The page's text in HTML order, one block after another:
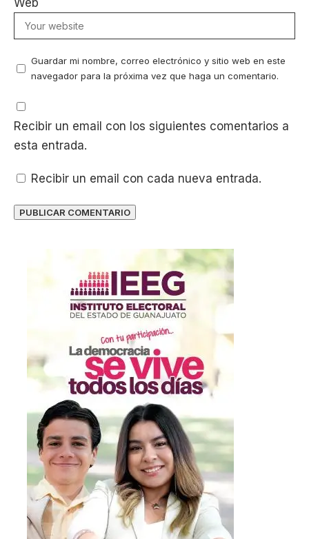
Web
Guardar mi nombre, correo electrónico y sitio web en este
navegador para la próxima vez que haga un comentario.
Recibir un email con los siguientes comentarios a
esta entrada.
Recibir un email con cada nueva entrada.